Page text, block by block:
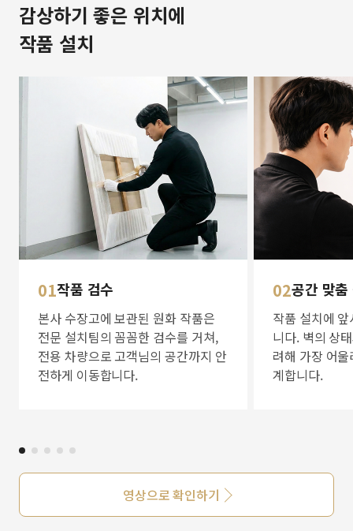
감상하기 좋은 위치에
작품 설치
01작품 검수
본사 수장고에 보관된 원화 작품은
전문 설치팀의 꼼꼼한 검수를 거쳐,
전용 차량으로 고객님의 공간까지 안
전하게 이동합니다.
02공간 맞
작품 설치에
니다. 벽의 상
려해 가장 어
계합니다.
영상으로 확인하기